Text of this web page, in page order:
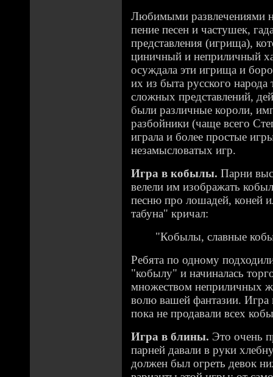
Любимыми развлечениями
пение песен и частушек,
представления (игрища),
циничный и неприличный
осуждала эти игрища и
их из быта русского
сложных представлений,
были различные короли,
разбойники (чаще всего
играла и более простые
незамысловатых игр.
Игра в кобылы. Парни
велели им изображать
песню про лошадей, коней
табуна" кричал:
"Кобылы, славные
Ребята по одному
"кобылу" и начиналась
множеством неприличных
волю вашей фантазии. Игра
пока не продавали всех
Игра в блины. Это очень
парней давали в руки
должен был огреть девок